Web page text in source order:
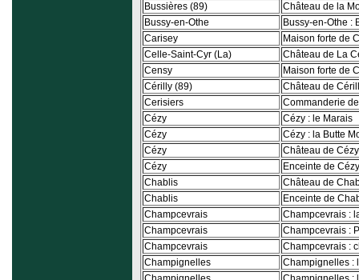
Bussières (89)
Château de la
Bussy-en-Othe
Bussy-en-Othe :
Carisey
Maison forte de
Celle-Saint-Cyr (La)
Château de La
Censy
Maison forte de
Cérilly (89)
Château de
Cerisiers
Commanderie
Cézy
Cézy : le Marais
Cézy
Cézy : la Butte
Cézy
Château de Cézy
Cézy
Enceinte de Cézy
Chablis
Château de
Chablis
Enceinte de
Champcevrais
Champcevrais :
Champcevrais
Champcevrais :
Champcevrais
Champcevrais :
Champignelles
Champignelles :